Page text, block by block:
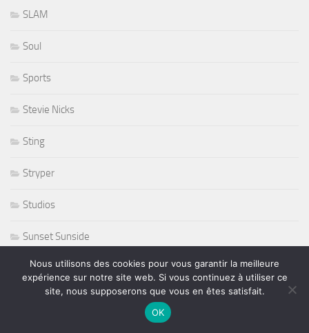
SLAM
Soul
Sports
Stevie Nicks
Sting
Stryper
Studios
Sunset Sunside
Sunside
Susan Tedeschi
Nous utilisons des cookies pour vous garantir la meilleure
expérience sur notre site web. Si vous continuez à utiliser ce
site, nous supposerons que vous en êtes satisfait.
OK